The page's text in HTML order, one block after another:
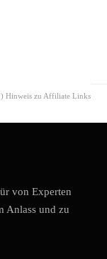
Hinweis zu Affiliate Links
von Experten
Anlass und zu